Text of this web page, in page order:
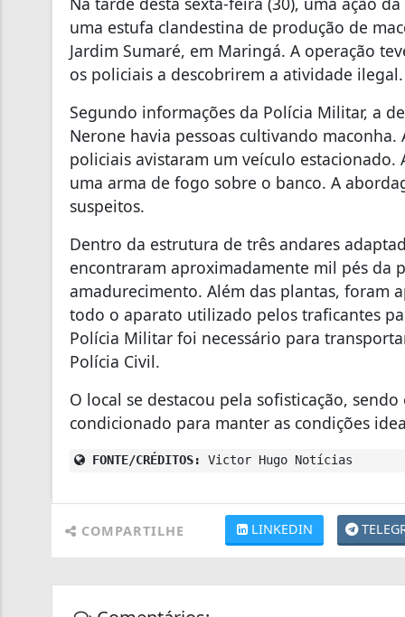
uma estufa clandestina de produção de
Jardim Sumaré, em Maringá. A operação
os policiais a descobrirem a atividade
Segundo informações da Polícia Militar, a
Nerone havia pessoas cultivando
policiais avistaram um veículo
uma arma de fogo sobre o banco. A
suspeitos.
Dentro da estrutura de três andares
encontraram aproximadamente mil pés da
amadurecimento. Além das plantas, foram
todo o aparato utilizado pelos traficantes
Polícia Militar foi necessário para
Polícia Civil.
O local se destacou pela sofisticação,
condicionado para manter as condições
FONTE/CRÉDITOS: Victor Hugo Notícias
COMPARTILHE LINKEDIN